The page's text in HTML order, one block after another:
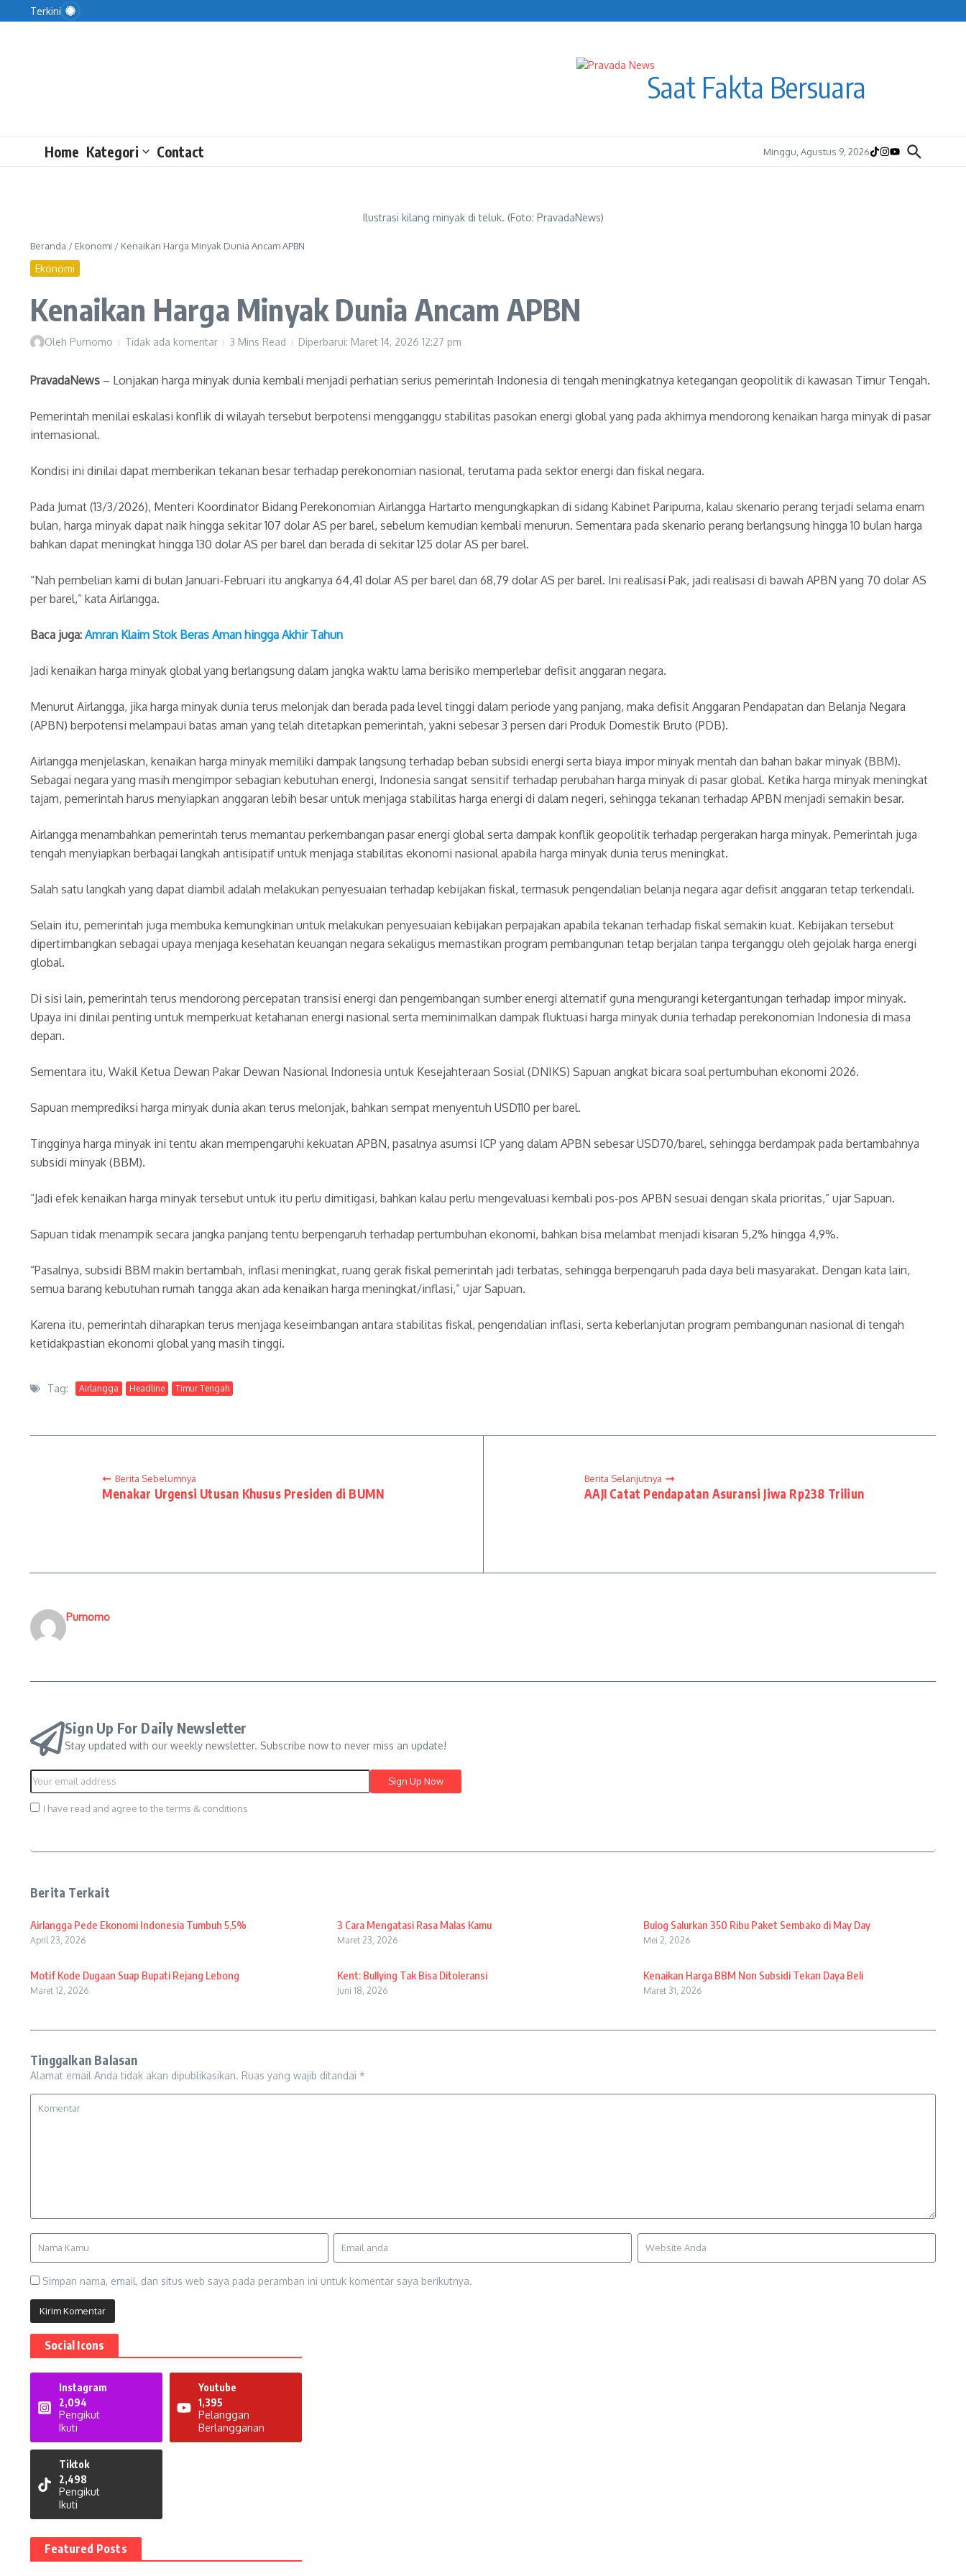
Lewati ke konten
Terkini
Saut Minta Kejagung Buka Gambaran Besar Kasus Febrie Adriansyah
Saat Fakta Bersuara
Home Kategori Contact Minggu, Agustus 9, 2026
Ilustrasi kilang minyak di teluk. (Foto: PravadaNews)
Beranda / Ekonomi / Kenaikan Harga Minyak Dunia Ancam APBN
Ekonomi
Kenaikan Harga Minyak Dunia Ancam APBN
Oleh Purnomo Tidak ada komentar 3 Mins Read Diperbarui: Maret 14, 2026 12:27 pm
PravadaNews – Lonjakan harga minyak dunia kembali menjadi perhatian serius pemerintah Indonesia di tengah meningkatnya ketegangan geopolitik di kawasan Timur Tengah.
Pemerintah menilai eskalasi konflik di wilayah tersebut berpotensi mengganggu stabilitas pasokan energi global yang pada akhirnya mendorong kenaikan harga minyak di pasar
internasional.
Kondisi ini dinilai dapat memberikan tekanan besar terhadap perekonomian nasional, terutama pada sektor energi dan fiskal negara.
Pada Jumat (13/3/2026), Menteri Koordinator Bidang Perekonomian Airlangga Hartarto mengungkapkan di sidang Kabinet Paripurna, kalau skenario perang terjadi selama enam
bulan, harga minyak dapat naik hingga sekitar 107 dolar AS per barel, sebelum kemudian kembali menurun. Sementara pada skenario perang berlangsung hingga 10 bulan harga
bahkan dapat meningkat hingga 130 dolar AS per barel dan berada di sekitar 125 dolar AS per barel.
“Nah pembelian kami di bulan Januari-Februari itu angkanya 64,41 dolar AS per barel dan 68,79 dolar AS per barel. Ini realisasi Pak, jadi realisasi di bawah APBN yang 70 dolar AS
per barel,” kata Airlangga.
Baca juga: Amran Klaim Stok Beras Aman hingga Akhir Tahun
Jadi kenaikan harga minyak global yang berlangsung dalam jangka waktu lama berisiko memperlebar defisit anggaran negara.
Menurut Airlangga, jika harga minyak dunia terus melonjak dan berada pada level tinggi dalam periode yang panjang, maka defisit Anggaran Pendapatan dan Belanja Negara
(APBN) berpotensi melampaui batas aman yang telah ditetapkan pemerintah, yakni sebesar 3 persen dari Produk Domestik Bruto (PDB).
Airlangga menjelaskan, kenaikan harga minyak memiliki dampak langsung terhadap beban subsidi energi serta biaya impor minyak mentah dan bahan bakar minyak (BBM).
Sebagai negara yang masih mengimpor sebagian kebutuhan energi, Indonesia sangat sensitif terhadap perubahan harga minyak di pasar global. Ketika harga minyak meningkat
tajam, pemerintah harus menyiapkan anggaran lebih besar untuk menjaga stabilitas harga energi di dalam negeri, sehingga tekanan terhadap APBN menjadi semakin besar.
Airlangga menambahkan pemerintah terus memantau perkembangan pasar energi global serta dampak konflik geopolitik terhadap pergerakan harga minyak. Pemerintah juga
tengah menyiapkan berbagai langkah antisipatif untuk menjaga stabilitas ekonomi nasional apabila harga minyak dunia terus meningkat.
Salah satu langkah yang dapat diambil adalah melakukan penyesuaian terhadap kebijakan fiskal, termasuk pengendalian belanja negara agar defisit anggaran tetap terkendali.
Selain itu, pemerintah juga membuka kemungkinan untuk melakukan penyesuaian kebijakan perpajakan apabila tekanan terhadap fiskal semakin kuat. Kebijakan tersebut
dipertimbangkan sebagai upaya menjaga kesehatan keuangan negara sekaligus memastikan program pembangunan tetap berjalan tanpa terganggu oleh gejolak harga energi
global.
Di sisi lain, pemerintah terus mendorong percepatan transisi energi dan pengembangan sumber energi alternatif guna mengurangi ketergantungan terhadap impor minyak.
Upaya ini dinilai penting untuk memperkuat ketahanan energi nasional serta meminimalkan dampak fluktuasi harga minyak dunia terhadap perekonomian Indonesia di masa
depan.
Sementara itu, Wakil Ketua Dewan Pakar Dewan Nasional Indonesia untuk Kesejahteraan Sosial (DNIKS) Sapuan angkat bicara soal pertumbuhan ekonomi 2026.
Sapuan memprediksi harga minyak dunia akan terus melonjak, bahkan sempat menyentuh USD110 per barel.
Tingginya harga minyak ini tentu akan mempengaruhi kekuatan APBN, pasalnya asumsi ICP yang dalam APBN sebesar USD70/barel, sehingga berdampak pada bertambahnya
subsidi minyak (BBM).
“Jadi efek kenaikan harga minyak tersebut untuk itu perlu dimitigasi, bahkan kalau perlu mengevaluasi kembali pos-pos APBN sesuai dengan skala prioritas,” ujar Sapuan.
Sapuan tidak menampik secara jangka panjang tentu berpengaruh terhadap pertumbuhan ekonomi, bahkan bisa melambat menjadi kisaran 5,2% hingga 4,9%.
“Pasalnya, subsidi BBM makin bertambah, inflasi meningkat, ruang gerak fiskal pemerintah jadi terbatas, sehingga berpengaruh pada daya beli masyarakat. Dengan kata lain,
semua barang kebutuhan rumah tangga akan ada kenaikan harga meningkat/inflasi,” ujar Sapuan.
Karena itu, pemerintah diharapkan terus menjaga keseimbangan antara stabilitas fiskal, pengendalian inflasi, serta keberlanjutan program pembangunan nasional di tengah
ketidakpastian ekonomi global yang masih tinggi.
Tag: Airlangga Headline Timur Tengah
Berita Sebelumnya
Menakar Urgensi Utusan Khusus Presiden di BUMN
Berita Selanjutnya
AAJI Catat Pendapatan Asuransi Jiwa Rp238 Triliun
Purnomo
Sign Up For Daily Newsletter
Stay updated with our weekly newsletter. Subscribe now to never miss an update!
I have read and agree to the terms & conditions
Berita Terkait
Airlangga Pede Ekonomi Indonesia Tumbuh 5,5%
April 23, 2026
3 Cara Mengatasi Rasa Malas Kamu
Maret 23, 2026
Bulog Salurkan 350 Ribu Paket Sembako di May Day
Mei 2, 2026
Motif Kode Dugaan Suap Bupati Rejang Lebong
Maret 12, 2026
Kent: Bullying Tak Bisa Ditoleransi
Juni 18, 2026
Kenaikan Harga BBM Non Subsidi Tekan Daya Beli
Maret 31, 2026
Tinggalkan Balasan
Alamat email Anda tidak akan dipublikasikan. Ruas yang wajib ditandai *
Simpan nama, email, dan situs web saya pada peramban ini untuk komentar saya berikutnya.
Social Icons
Instagram
2,094
Pengikut
Ikuti
Youtube
1,395
Pelanggan
Berlangganan
Tiktok
2,498
Pengikut
Ikuti
Featured Posts